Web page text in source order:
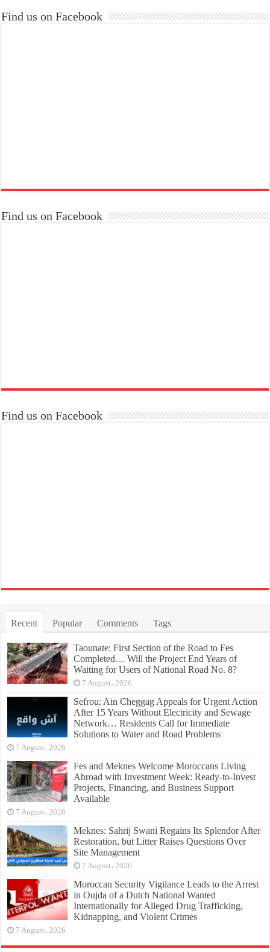
Find us on Facebook
Find us on Facebook
Find us on Facebook
Recent Popular Comments Tags
Taounate: First Section of the Road to Fes
Completed… Will the Project End Years of
Waiting for Users of National Road No. 8?
7 August، 2026
Sefrou: Ain Cheggag Appeals for Urgent Action
After 15 Years Without Electricity and Sewage
Network… Residents Call for Immediate
Solutions to Water and Road Problems
7 August، 2026
Fes and Meknes Welcome Moroccans Living
Abroad with Investment Week: Ready-to-Invest
Projects, Financing, and Business Support
Available
7 August، 2026
Meknes: Sahrij Swani Regains Its Splendor After
Restoration, but Litter Raises Questions Over
Site Management
7 August، 2026
Moroccan Security Vigilance Leads to the Arrest
in Oujda of a Dutch National Wanted
Internationally for Alleged Drug Trafficking,
Kidnapping, and Violent Crimes
7 August، 2026